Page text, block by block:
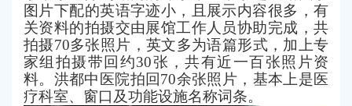
图片下配的英语字迹小，且展示内容很多，有
关资料的拍摄交由展馆工作人员协助完成，共
拍摄70多张照片，英文多为语篇形式，加上专
家组拍摄带回约30张，共有近一百张照片资
料。洪都中医院拍回70余张照片，基本上是 医
疗科室、窗口及功能设施名称词条。